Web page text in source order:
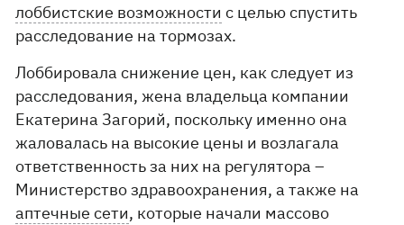
лоббистские возможности с целью спустить
расследование на тормозах.
Лоббировала снижение цен, как следует из
расследования, жена владельца компании
Екатерина Загорий, поскольку именно она
жаловалась на высокие цены и возлагала
ответственность за них на регулятора –
Министерство здравоохранения, а также на
аптечные сети, которые начали массово